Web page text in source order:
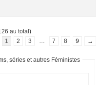
au total)
1
2 3 7 8 9 →
séries et autres Féministes